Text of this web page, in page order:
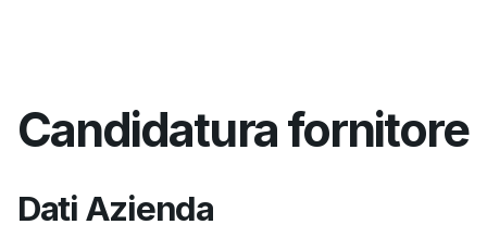
Candidatura fornitore
Dati Azienda